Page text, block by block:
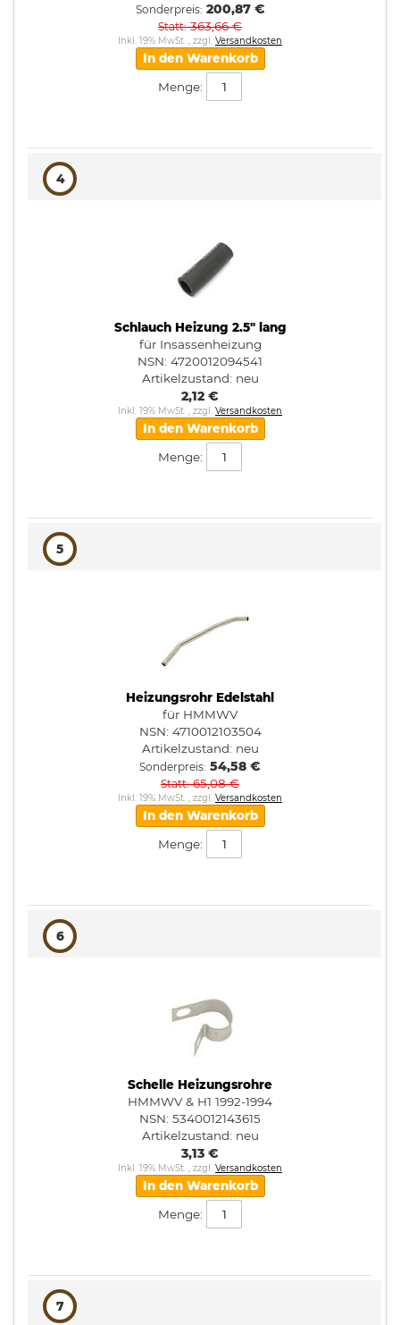
Sonderpreis 200,87 €
Statt 363,66 €
Inkl. 19% MwSt. , zzgl. Versandkosten
In den Warenkorb
Menge:
4
Schlauch Heizung 2.5" lang
für Insassenheizung
NSN: 4720012094541
Artikelzustand: neu
2,12 €
Inkl. 19% MwSt. , zzgl. Versandkosten
In den Warenkorb
Menge:
5
Heizungsrohr Edelstahl
für HMMWV
NSN: 4710012103504
Artikelzustand: neu
Sonderpreis 54,58 €
Statt 65,08 €
Inkl. 19% MwSt. , zzgl. Versandkosten
In den Warenkorb
Menge:
6
Schelle Heizungsrohre
HMMWV & H1 1992-1994
NSN: 5340012143615
Artikelzustand: neu
3,13 €
Inkl. 19% MwSt. , zzgl. Versandkosten
In den Warenkorb
Menge:
7